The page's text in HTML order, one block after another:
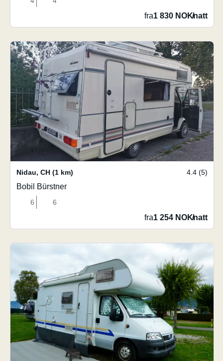
fra1 830 NOK/natt
Nidau, CH (1 km) 4.4 (5)
Bobil Bürstner
6 6
fra1 254 NOK/natt